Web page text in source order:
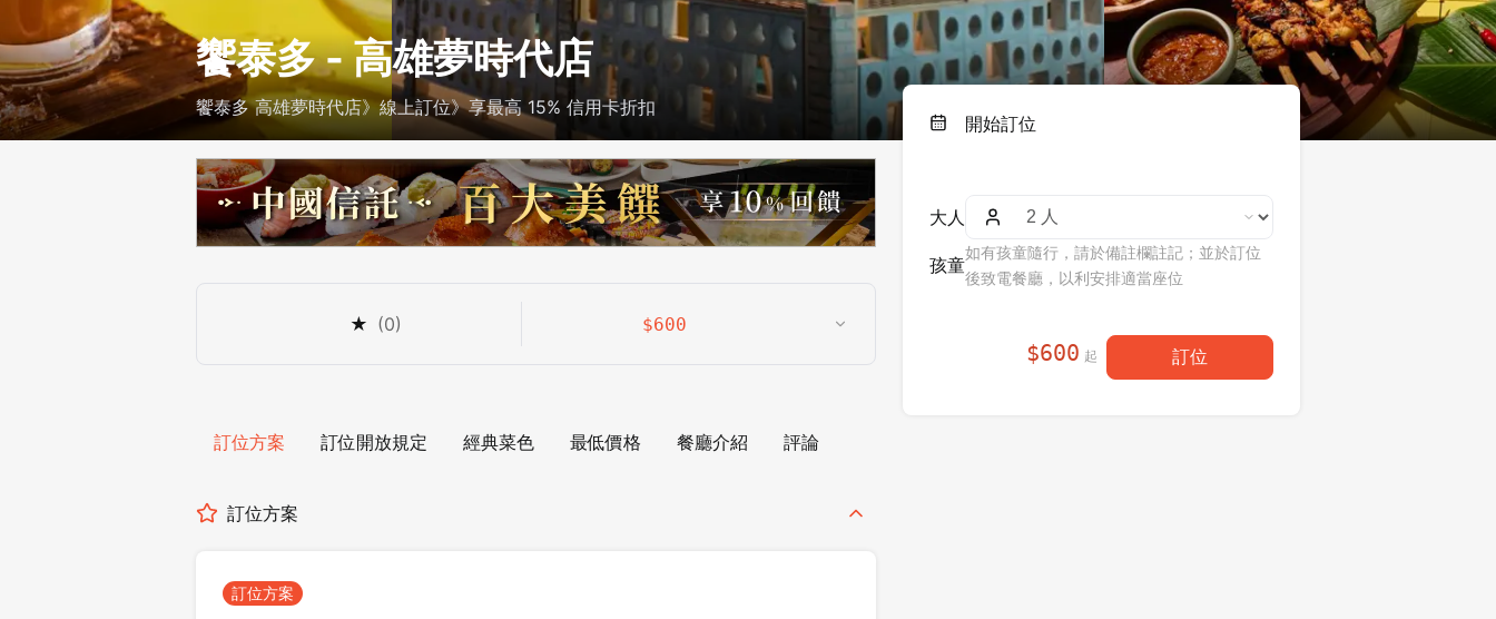
饗泰多 - 高雄夢時代店
饗泰多 高雄夢時代店》線上訂位》享最高 15% 信用卡折扣
★ (0) $600
訂位方案 訂位開放規定 經典菜色 最低價格 餐廳介紹 評論
訂位方案
訂位方案
開始訂位
大人
孩童
如有孩童隨行，請於備註欄註記；並於訂位
後致電餐廳，以利安排適當座位
$600 起 訂位